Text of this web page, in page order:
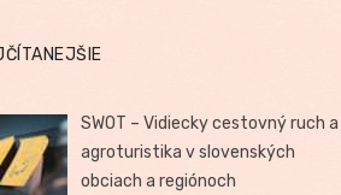
SWOT – Vidiecky cestovný ruch a
agroturistika v slovenských
obciach a regiónoch